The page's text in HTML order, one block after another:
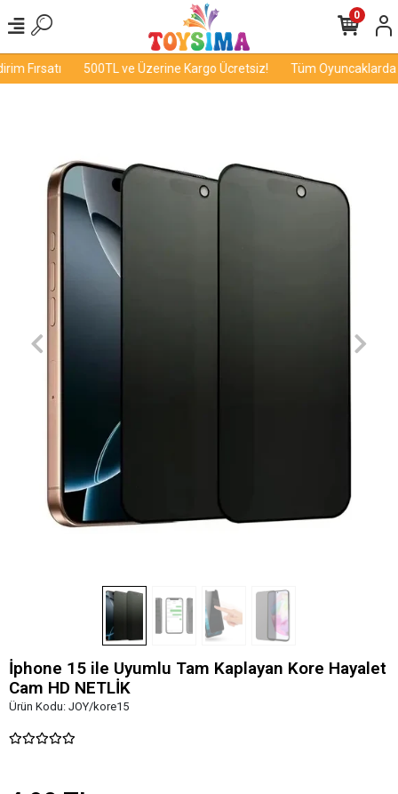
Fırsatı 500TL ve Üzerine Kargo Ücretsiz! Tüm Oyuncaklarda
0
İphone 15 ile Uyumlu Tam Kaplayan Kore Hayalet
Cam HD NETLİK
Ürün Kodu: JOY/kore15